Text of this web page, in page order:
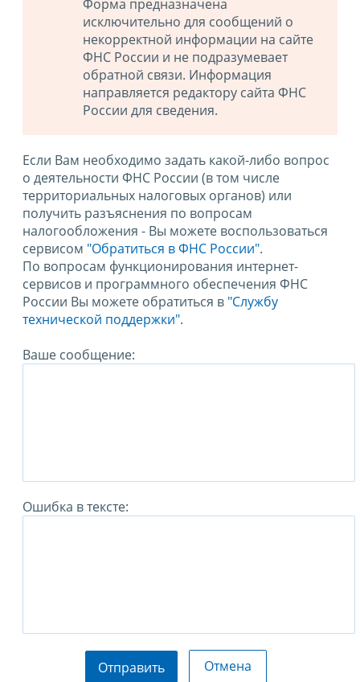
Форма предназначена
исключительно для сообщений о
некорректной информации на сайте
ФНС России и не подразумевает
обратной связи. Информация
направляется редактору сайта ФНС
России для сведения.
Если Вам необходимо задать какой-либо вопрос
о деятельности ФНС России (в том числе
территориальных налоговых органов) или
получить разъяснения по вопросам
налогообложения - Вы можете воспользоваться
сервисом "Обратиться в ФНС России".
По вопросам функционирования интернет-
сервисов и программного обеспечения ФНС
России Вы можете обратиться в "Службу
технической поддержки".
Ваше сообщение:
Ошибка в тексте:
Отправить Отмена